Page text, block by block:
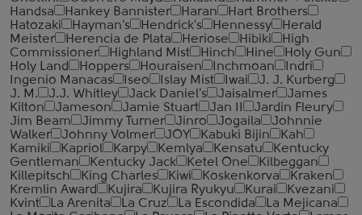
Handsa
Hankey Bannister Haran
Hart Brothers
Hatozaki
Hayman's Hendrick's Hennessy
Herald
Meister
Herencia de Plata Heriose Hibiki
High
Commissioner
Highland Mist Hinch Hine
Holy Gun
Holy Land
Hoppers Houraisen Inchmoan
Indri
Ingenio Manacas
Iseo Islay Mist Iwai
J. J. Kurberg
J. M.
J.J. Whitley Jack Daniel's Jaisalmer
James
Kilton
Jameson Jamie Stuart Jan II
Jardin Fleury
Jim Beam
Jimmy Turner Jinro Jogaila
Johnnie
Walker
Johnny Volmer JOY Kabuki Bijin
Kah
Kamiki
Kapriol Karpy Kemlya Kensatu
Kentucky
Gentleman
Kentucky Jack Ketel One
Kilbeggan
Killepitsch
King Charles Kiwi Koskenkorva
Kraken
Kremlin Award
Kujira Kujira Ryukyu Kurai
Kvezani
Kvint
La Arenita La Cruz La Escondida
La Mejicana